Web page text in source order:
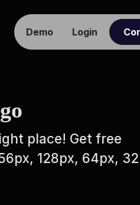
Demo Login
place! Get free
128px, 64px,